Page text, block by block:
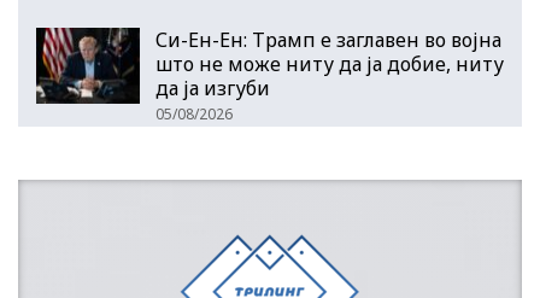
Си-Ен-Ен: Трамп е заглавен во војна
што не може ниту да ја добие, ниту
да ја изгуби
05/08/2026